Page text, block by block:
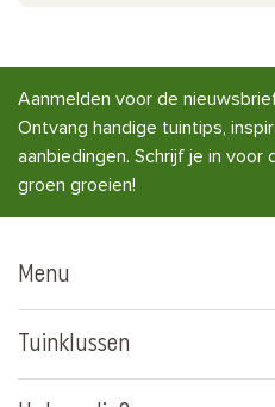
Aanmelden voor de
Ontvang handige tuintips,
aanbiedingen. Schrijf je in voor
groen groeien!
Menu
Tuinklussen